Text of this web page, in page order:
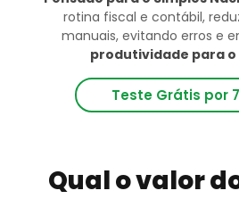
rotina fiscal e contábil,
manuais, evitando erros e
produtividade para
Teste Grátis por
Qual o valor